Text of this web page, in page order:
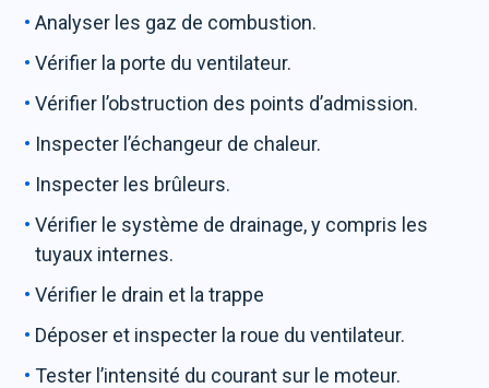
Analyser les gaz de combustion.
Vérifier la porte du ventilateur.
Vérifier l’obstruction des points d’admission.
Inspecter l’échangeur de chaleur.
Inspecter les brûleurs.
Vérifier le système de drainage, y compris les
tuyaux internes.
Vérifier le drain et la trappe
Déposer et inspecter la roue du ventilateur.
Tester l’intensité du courant sur le moteur.